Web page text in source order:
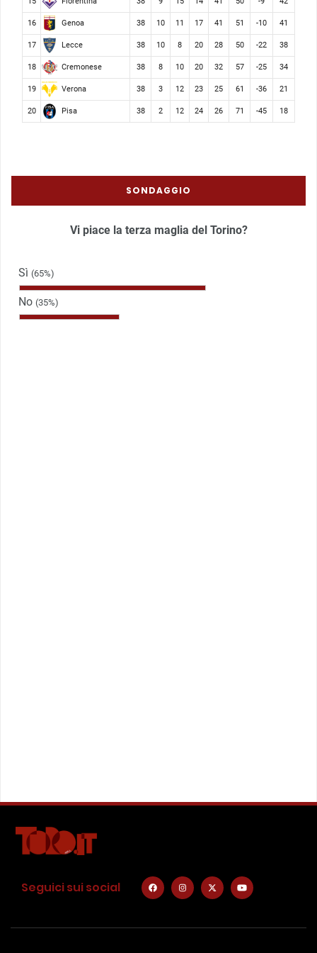
16 Genoa 38 10 11 17 41 51 -10 41
17 Lecce 38 10 8 20 28 50 -22 38
18 Cremonese 38 8 10 20 32 57 -25 34
19 Verona 38 3 12 23 25 61 -36 21
20 Pisa 38 2 12 24 26 71 -45 18
SONDAGGIO
Vi piace la terza maglia del Torino?
Sì (65%)
No (35%)
Seguici sui social